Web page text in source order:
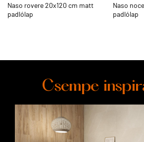
Naso rovere 20x120 cm matt
padlólap
Naso
padlólap
Csempe